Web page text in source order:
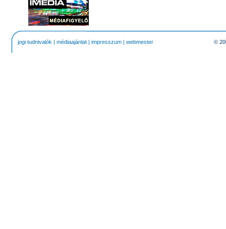
jogi tudnivalók | médiaajánlat | impresszum | webmester ©